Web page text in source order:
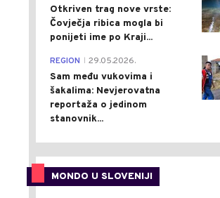
Otkriven trag nove vrste:
Čovječja ribica mogla bi
ponijeti ime po Kraji...
REGION 29.05.2026.
Sam među vukovima i
šakalima: Nevjerovatna
reportaža o jedinom
stanovnik...
MONDO U SLOVENIJI